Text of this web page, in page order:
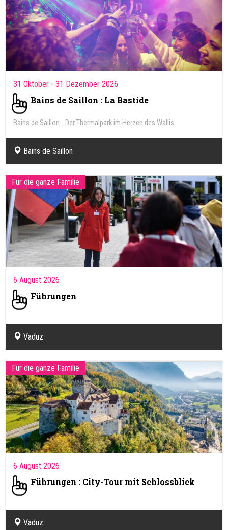
31 Oktober - 31 Dezember 2026
Bains de Saillon : La Bastide
Bains de Saillon - Der Thermalpark im Herzen des Wallis
Bains de Saillon
Für die ganze Familie
6 August 2026
Führungen
Vaduz
Für die ganze Familie
6 August 2026
Führungen : City-Tour mit Schlossblick
Vaduz